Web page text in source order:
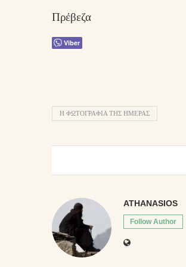
Πρέβεζα
Viber
Η ΦΩΤΟΓΡΑΦΊΑ ΤΗΣ ΗΜΈΡΑΣ
ATHANASIOS
Follow Author